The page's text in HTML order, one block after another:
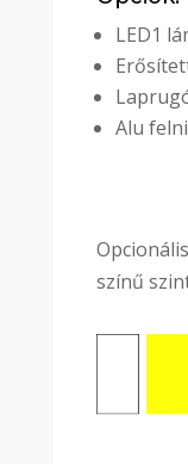
LED1
Alu
színű